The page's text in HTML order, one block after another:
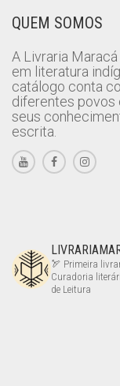
QUEM SOMOS
A Livraria
em literatura
catálogo conta
diferentes povos
seus
escrita.
🏹 Primeira
Curadoria
de Leitura